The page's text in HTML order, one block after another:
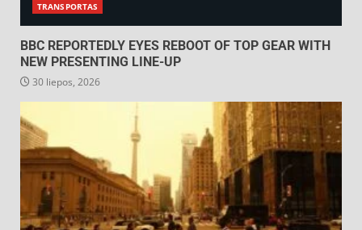
TRANSPORTAS
BBC REPORTEDLY EYES REBOOT OF TOP GEAR WITH
NEW PRESENTING LINE-UP
30 liepos, 2026